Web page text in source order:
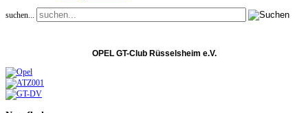
suchen...
OPEL GT-Club Rüsselsheim e.V.